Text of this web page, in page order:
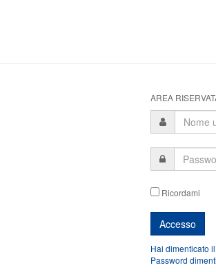
GARA MAJORETTE-SPORT ANBIMA 2026
AREA
Ricordami
Hai dimenticato
Password